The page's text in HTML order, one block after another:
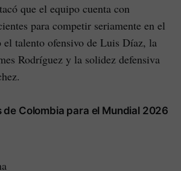
que el equipo cuenta con
para competir seriamente en el
el talento ofensivo de Luis Díaz, la
Rodríguez y la solidez defensiva
de Colombia para el Mundial 2026